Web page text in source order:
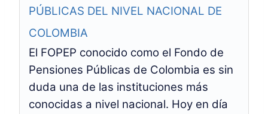
PÚBLICAS DEL NIVEL NACIONAL DE
COLOMBIA
El FOPEP conocido como el Fondo de
Pensiones Públicas de Colombia es sin
duda una de las instituciones más
conocidas a nivel nacional. Hoy en día